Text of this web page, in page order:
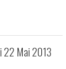
22 Mai 2013